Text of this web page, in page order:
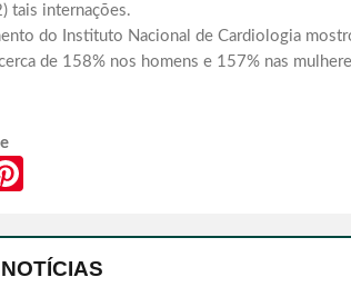
tais internações.
do Instituto Nacional de Cardiologia
de 158% nos homens e 157% nas